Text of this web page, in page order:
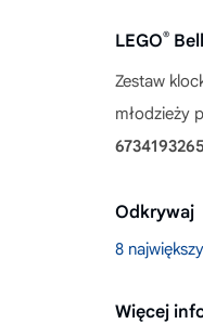
LEGO®
Zestaw
młodzieży
Odkrywaj
8
Więcej